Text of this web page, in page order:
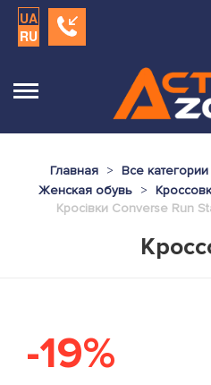
UA
RU
Главная Все категории
Женская обувь
Кросівки Converse Run
-19%